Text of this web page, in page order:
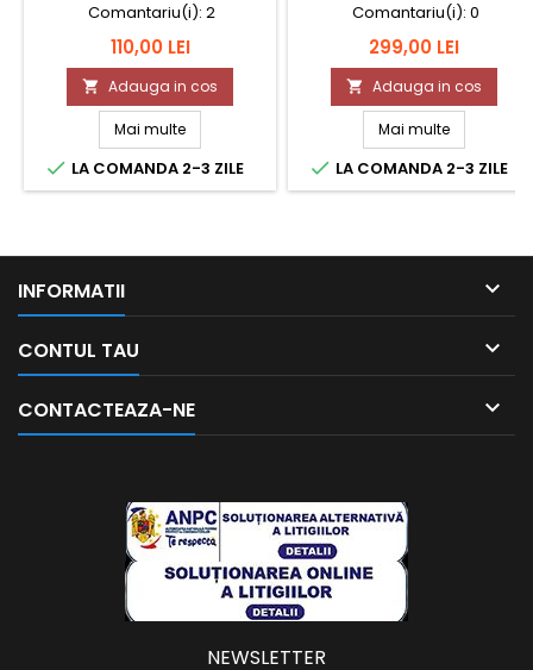
Comantariu(i): 2
Pret
110,00 LEI
 Adauga in cos
Mai multe
 LA COMANDA 2-3 ZILE
Comantariu(i): 0
Pret
299,00 LEI
 Adauga in cos
Mai multe
 LA COMANDA 2-3 ZILE
INFORMATII 
CONTUL TAU 
CONTACTEAZA-NE 
NEWSLETTER